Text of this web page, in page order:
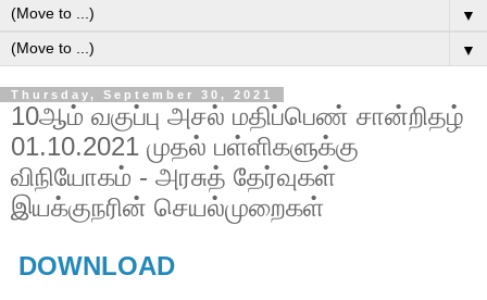
▼
▼
Thursday, September 30, 2021
10ஆம் வகுப்பு அசல் மதிப்பெண் சான்றிதழ்
01.10.2021 முதல் பள்ளிகளுக்கு
விநியோகம் - அரசுத் தேர்வுகள்
இயக்குநரின் செயல்முறைகள்
DOWNLOAD